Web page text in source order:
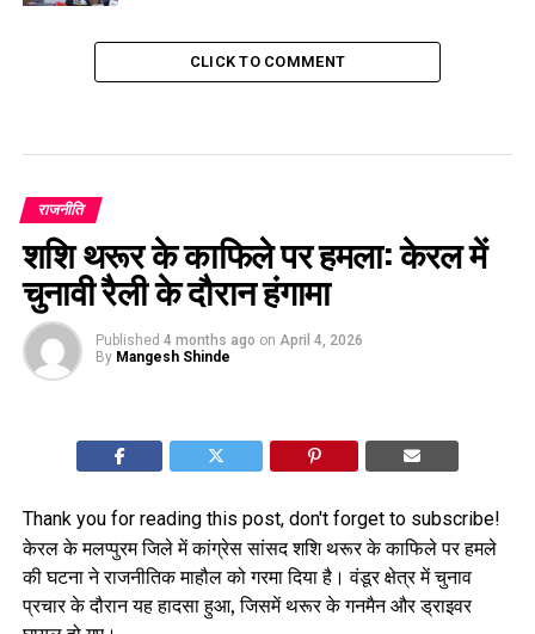
CLICK TO COMMENT
राजनीति
शशि थरूर के काफिले पर हमला: केरल में
चुनावी रैली के दौरान हंगामा
Published 4 months ago on April 4, 2026
By Mangesh Shinde
Thank you for reading this post, don't forget to subscribe!
केरल के मलप्पुरम जिले में कांग्रेस सांसद शशि थरूर के काफिले पर हमले
की घटना ने राजनीतिक माहौल को गरमा दिया है। वंडूर क्षेत्र में चुनाव
प्रचार के दौरान यह हादसा हुआ, जिसमें थरूर के गनमैन और ड्राइवर